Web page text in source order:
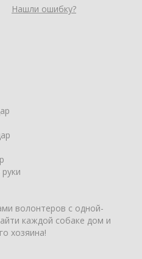
Нашли ошибку?
волонтеров с одной-
каждой собаке дом и
хозяина!